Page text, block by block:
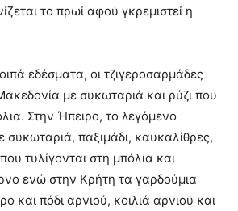
το πρωί αφού γκρεμιστεί η
εδέσματα, οι τζιγεροσαρμάδες
με συκωταριά και ρύζι που
Στην Ήπειρο, το λεγόμενο
συκωταριά, παξιμάδι, καυκαλίθρες,
τυλίγονται στη μπόλια και
ενώ στην Κρήτη τα γαρδούμια
και πόδι αρνιού, κοιλιά αρνιού και